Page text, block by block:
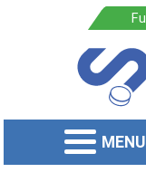
MENU